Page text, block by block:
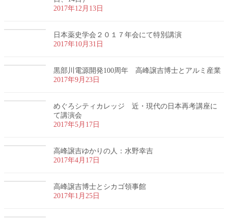
2017年12月13日
日本薬史学会２０１７年会にて特別講演
2017年10月31日
黒部川電源開発100周年 高峰譲吉博士とアルミ産業
2017年9月23日
めぐろシティカレッジ 近・現代の日本再考講座に
て講演会
2017年5月17日
高峰譲吉ゆかりの人：水野幸吉
2017年4月17日
高峰譲吉博士とシカゴ領事館
2017年1月25日